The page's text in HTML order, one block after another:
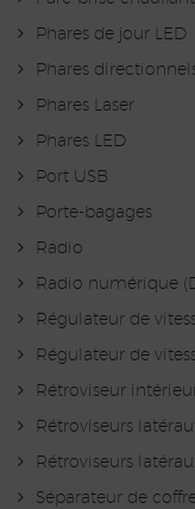
Phares de jour LED
Phares
Phares Laser
Phares LED
Port USB
Porte-bagages
Radio
Radio numérique
Régulateur de
Régulateur de
Rétroviseur
Rétroviseurs
Rétroviseurs
Séparateur de